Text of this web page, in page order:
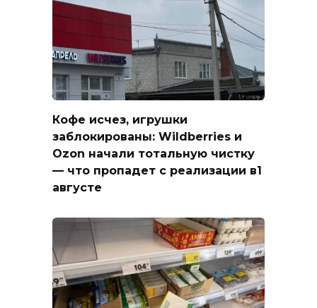
Кофе исчез, игрушки
заблокированы: Wildberries и
Ozon начали тотальную чистку
— что пропадет с реализации в1
августе